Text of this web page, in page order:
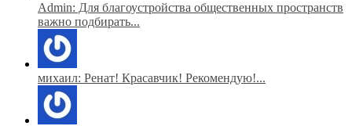
Admin: Для благоустройства общественных пространств
важно подбирать...
михаил: Ренат! Красавчик! Рекомендую!...